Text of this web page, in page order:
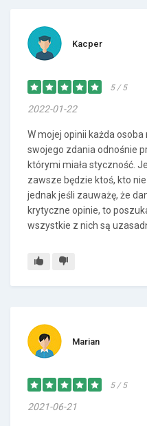
Kacper
5 / 5
2022-01-22
W mojej opinii każda
swojego zdania odnośnie
którymi miała styczność.
zawsze będzie ktoś, kto
jednak jeśli zauważę, że
krytyczne opinie, to
wszystkie z nich są
Marian
5 / 5
2021-06-21